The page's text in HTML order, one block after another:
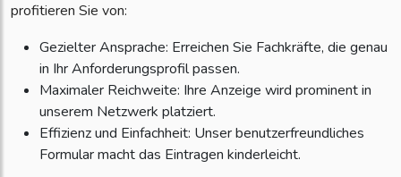
profitieren Sie von:
Gezielter Ansprache: Erreichen Sie Fachkräfte, die genau
in Ihr Anforderungsprofil passen.
Maximaler Reichweite: Ihre Anzeige wird prominent in
unserem Netzwerk platziert.
Effizienz und Einfachheit: Unser benutzerfreundliches
Formular macht das Eintragen kinderleicht.